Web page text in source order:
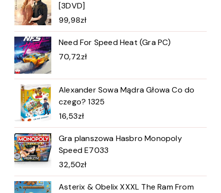
[3DVD]
99,98zł
Need For Speed Heat (Gra PC)
70,72zł
Alexander Sowa Mądra Głowa Co do
czego? 1325
16,53zł
Gra planszowa Hasbro Monopoly
Speed E7033
32,50zł
Asterix & Obelix XXXL The Ram From